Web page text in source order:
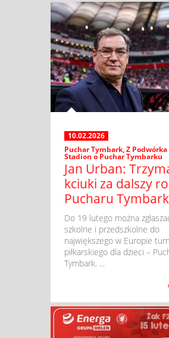
10.02.2026
Puchar Tymbark,Z Podwórka
Stadion o Puchar Tymbarku
Jan Urban:
kciuki za dalszy
Pucharu Tymbark
Do 19 lutego można
szkolne i przedszkolne do
największego w Europie
piłkarskiego dla dzieci –
Tymbark. ...